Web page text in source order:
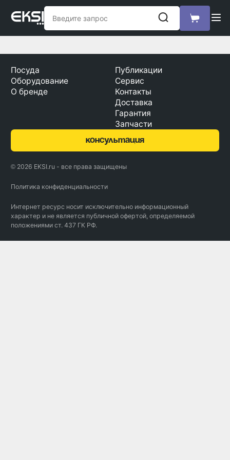
Посуда
Оборудование
О бренде
Публикации
Сервис
Контакты
Доставка
Гарантия
Запчасти
консультация
© 2026 EKSI.ru - все права защищены
Политика конфиденциальности
Интернет ресурс носит исключительно информационный
характер и не является публичной офертой, определяемой
положениями ст. 437 ГК РФ.